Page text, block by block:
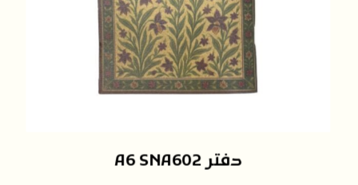
دفتر A6 SNA602